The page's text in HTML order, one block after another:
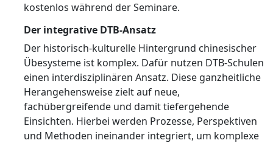
kostenlos während der Seminare.
Der integrative DTB-Ansatz
Der historisch-kulturelle Hintergrund chinesischer
Übesysteme ist komplex. Dafür nutzen DTB-Schulen
einen interdisziplinären Ansatz. Diese ganzheitliche
Herangehensweise zielt auf neue,
fachübergreifende und damit tiefergehende
Einsichten. Hierbei werden Prozesse, Perspektiven
und Methoden ineinander integriert, um komplexe